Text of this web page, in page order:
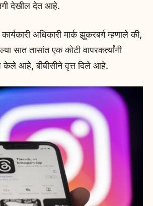
देखील देत आहे.
अधिकारी मार्क झुकरबर्ग म्हणाले की,
सात तासांत एक कोटी वापरकर्त्यांनी
केले आहे, बीबीसीने वृत्त दिले आहे.